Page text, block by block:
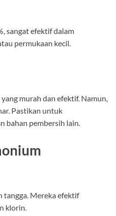
sangat efektif dalam
permukaan kecil.
murah dan efektif. Namun,
Pastikan untuk
bahan pembersih lain.
tangga. Mereka efektif
klorin.